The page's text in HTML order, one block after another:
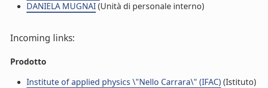
DANIELA MUGNAI(Unità di personale interno)
Incoming links:
Prodotto
Institute of applied physics \"Nello Carrara\" (IFAC)(Istituto)